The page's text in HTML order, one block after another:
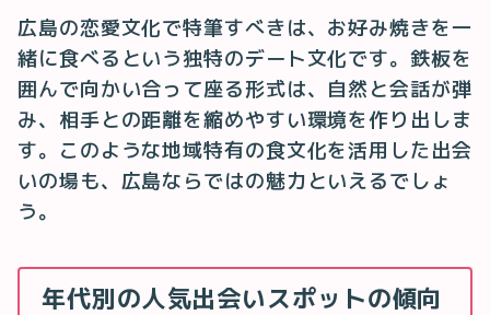
広島の恋愛文化で特筆すべきは、お好み焼きを一
緒に食べるという独特のデート文化です。鉄板を
囲んで向かい合って座る形式は、自然と会話が弾
み、相手との距離を縮めやすい環境を作り出しま
す。このような地域特有の食文化を活用した出会
いの場も、広島ならではの魅力といえるでしょ
う。
年代別の人気出会いスポットの傾向